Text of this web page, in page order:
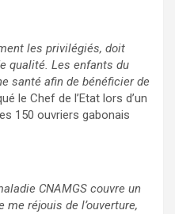
les privilégiés, doit
qualité. Les enfants du
santé afin de bénéficier de
le Chef de l’Etat lors d’un
150 ouvriers gabonais
CNAMGS couvre un
réjouis de l’ouverture,